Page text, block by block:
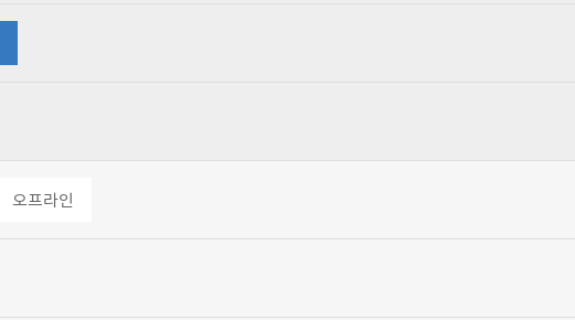
오프라인